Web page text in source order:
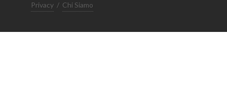
Privacy / Chi Siamo